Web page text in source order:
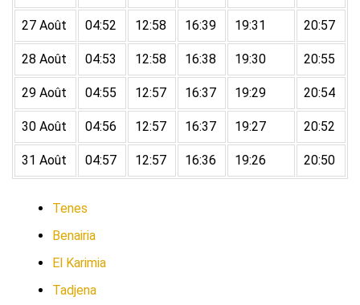
27 Août 04:52 12:58 16:39 19:31 20:57
28 Août 04:53 12:58 16:38 19:30 20:55
29 Août 04:55 12:57 16:37 19:29 20:54
30 Août 04:56 12:57 16:37 19:27 20:52
31 Août 04:57 12:57 16:36 19:26 20:50
Tenes
Benairia
El Karimia
Tadjena